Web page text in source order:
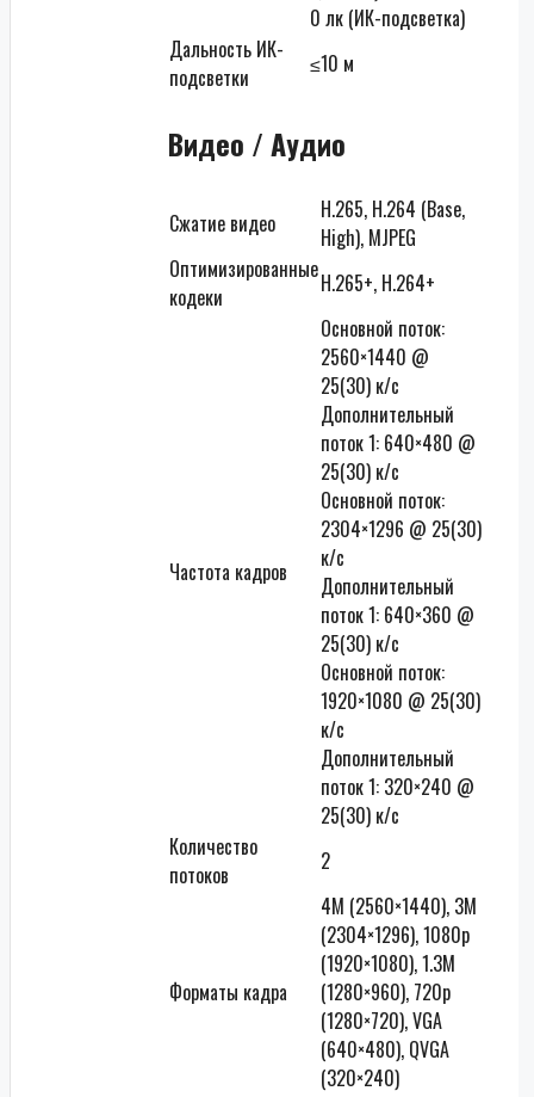
0 лк (ИК-подсветка)
Дальность ИК-
подсветки
≤10 м
Видео / Аудио
Сжатие видео
H.265, H.264 (Base,
High), MJPEG
Оптимизированные
кодеки
H.265+, H.264+
Частота кадров
Основной поток:
2560×1440 @
25(30) к/с
Дополнительный
поток 1: 640×480 @
25(30) к/с
Основной поток:
2304×1296 @ 25(30)
к/с
Дополнительный
поток 1: 640×360 @
25(30) к/с
Основной поток:
1920×1080 @ 25(30)
к/с
Дополнительный
поток 1: 320×240 @
25(30) к/с
Количество
потоков
2
Форматы кадра
4M (2560×1440), 3M
(2304×1296), 1080p
(1920×1080), 1.3M
(1280×960), 720p
(1280×720), VGA
(640×480), QVGA
(320×240)